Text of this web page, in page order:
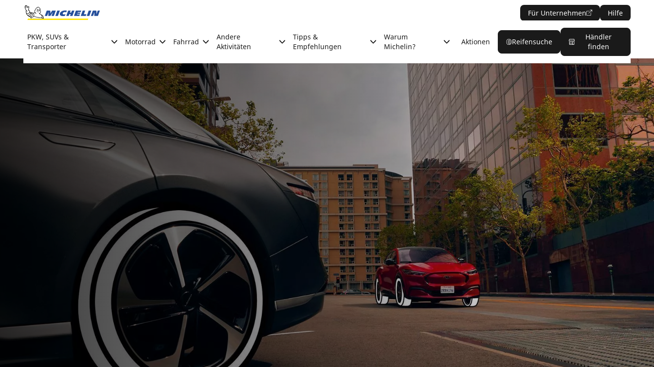
Go to page content
Für Unternehmen Hilfe
PKW, SUVs &
Transporter
Motorrad Fahrrad
Andere
Aktivitäten
Tipps &
Empfehlungen
Warum
Michelin?
Aktionen Reifensuche
Händler
finden